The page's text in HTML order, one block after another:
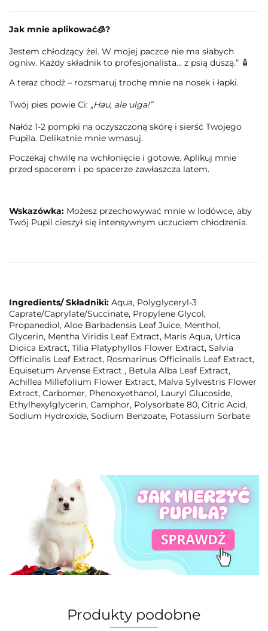
Jak mnie aplikować🧊?
Jestem chłodzący żel. W mojej paczce nie ma słabych
ogniw. Każdy składnik to profesjonalista… z psią duszą.” 🧴
A teraz chodź – rozsmaruj trochę mnie na nosek i łapki.
Twój pies powie Ci: „Hau, ale ulga!”
Nałóż 1-2 pompki na oczyszczoną skórę i sierść Twojego
Pupila. Delikatnie mnie wmasuj.
Poczekaj chwilę na wchłonięcie i gotowe. Aplikuj mnie
przed spacerem i po spacerze zawłaszcza latem.
Wskazówka: Możesz przechowywać mnie w lodówce, aby
Twój Pupil cieszył się intensywnym uczuciem chłodzenia.
Ingredients/ Składniki: Aqua, Polyglyceryl-3
Caprate/Caprylate/Succinate, Propylene Glycol,
Propanediol, Aloe Barbadensis Leaf Juice, Menthol,
Glycerin, Mentha Viridis Leaf Extract, Maris Aqua, Urtica
Dioica Extract, Tilia Platyphyllos Flower Extract, Salvia
Officinalis Leaf Extract, Rosmarinus Officinalis Leaf Extract,
Equisetum Arvense Extract , Betula Alba Leaf Extract,
Achillea Millefolium Flower Extract, Malva Sylvestris Flower
Extract, Carbomer, Phenoxyethanol, Lauryl Glucoside,
Ethylhexylglycerin, Camphor, Polysorbate 80, Citric Acid,
Sodium Hydroxide, Sodium Benzoate, Potassium Sorbate
Produkty podobne